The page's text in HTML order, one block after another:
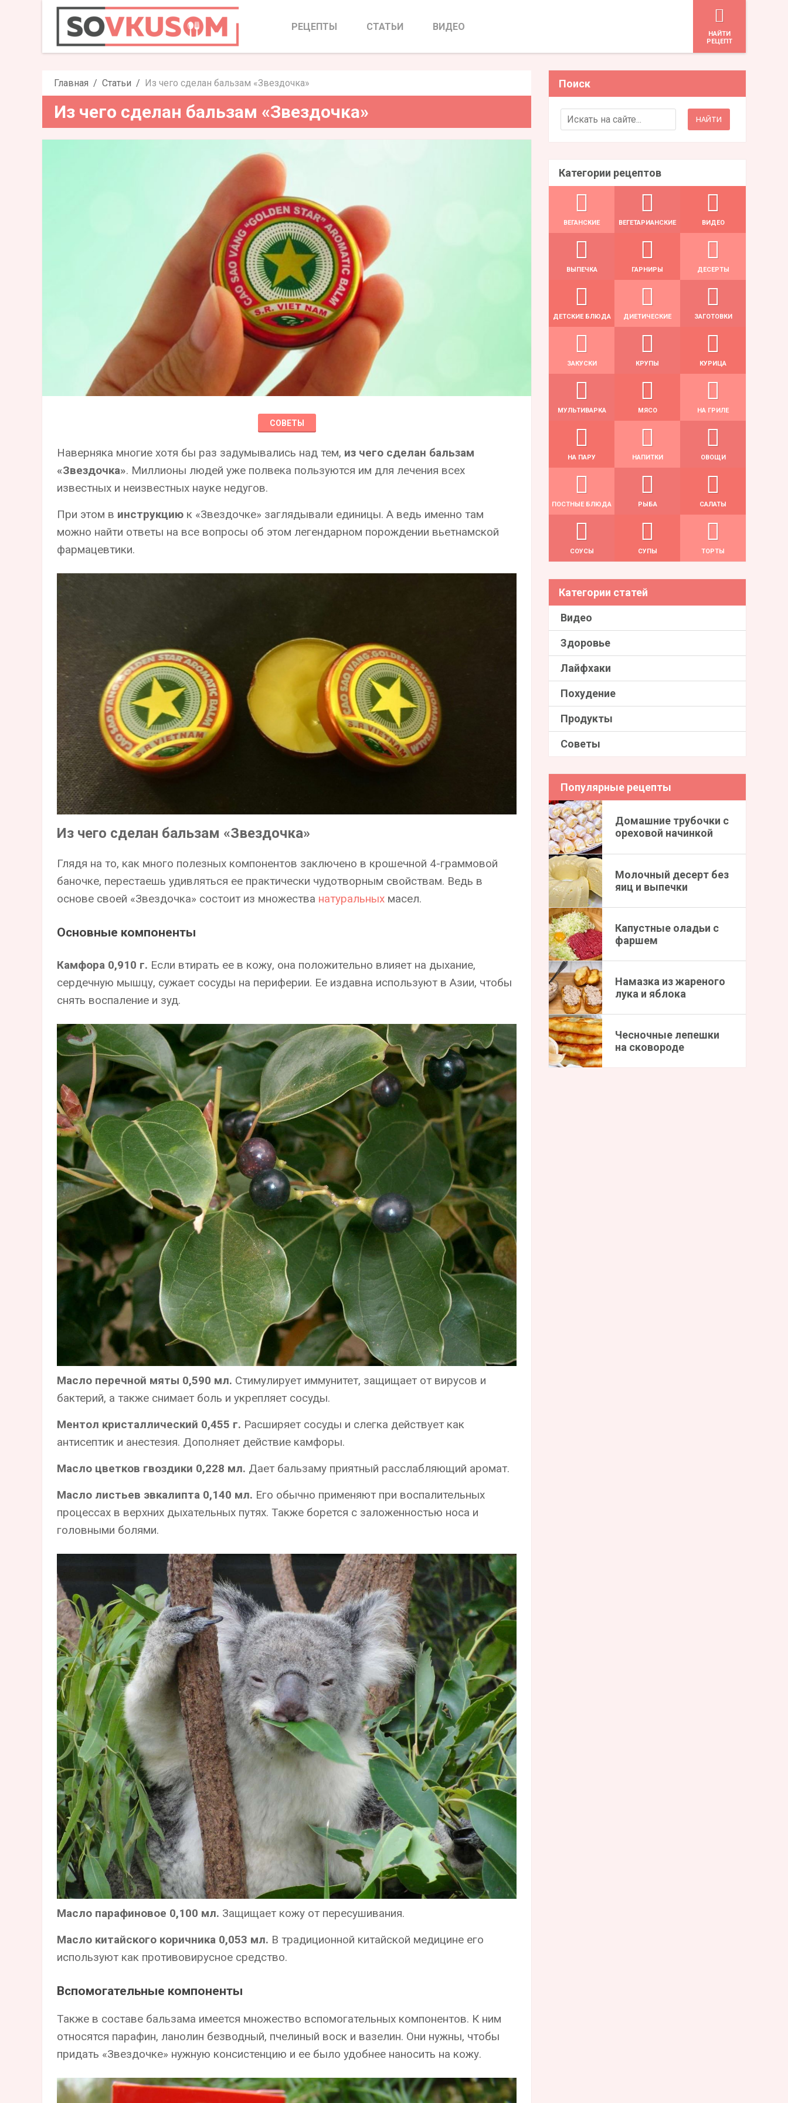
Из чего сделан бальзам «Звездочка»
РЕЦЕПТЫ СТАТЬИ ВИДЕО
HАЙТИ
РЕЦЕПТ
Главная Статьи Из чего сделан бальзам «Звездочка»
Из чего сделан бальзам «Звездочка»
СОВЕТЫ
Наверняка многие хотя бы раз задумывались над тем, из чего сделан бальзам
«Звездочка». Миллионы людей уже полвека пользуются им для лечения всех
известных и неизвестных науке недугов.
При этом в инструкцию к «Звездочке» заглядывали единицы. А ведь именно там
можно найти ответы на все вопросы об этом легендарном порождении вьетнамской
фармацевтики.
Из чего сделан бальзам «Звездочка»
Глядя на то, как много полезных компонентов заключено в крошечной 4-граммовой
баночке, перестаешь удивляться ее практически чудотворным свойствам. Ведь в
основе своей «Звездочка» состоит из множества натуральных масел.
Основные компоненты
Камфора 0,910 г. Если втирать ее в кожу, она положительно влияет на дыхание,
сердечную мышцу, сужает сосуды на периферии. Ее издавна используют в Азии, чтобы
снять воспаление и зуд.
Масло перечной мяты 0,590 мл. Стимулирует иммунитет, защищает от вирусов и
бактерий, а также снимает боль и укрепляет сосуды.
Ментол кристаллический 0,455 г. Расширяет сосуды и слегка действует как
антисептик и анестезия. Дополняет действие камфоры.
Масло цветков гвоздики 0,228 мл. Дает бальзаму приятный расслабляющий аромат.
Масло листьев эвкалипта 0,140 мл. Его обычно применяют при воспалительных
процессах в верхних дыхательных путях. Также борется с заложенностью носа и
головными болями.
Масло парафиновое 0,100 мл. Защищает кожу от пересушивания.
Масло китайского коричника 0,053 мл. В традиционной китайской медицине его
используют как противовирусное средство.
Вспомогательные компоненты
Также в составе бальзама имеется множество вспомогательных компонентов. К ним
относятся парафин, ланолин безводный, пчелиный воск и вазелин. Они нужны, чтобы
придать «Звездочке» нужную консистенцию и ее было удобнее наносить на кожу.
Поиск
Search for:
Категории рецептов
ВЕГАНСКИЕ ВЕГЕТАРИАНСКИЕ ВИДЕО
ВЫПЕЧКА ГАРНИРЫ ДЕСЕРТЫ
ДЕТСКИЕ БЛЮДА ДИЕТИЧЕСКИЕ ЗАГОТОВКИ
ЗАКУСКИ КРУПЫ КУРИЦА
МУЛЬТИВАРКА МЯСО НА ГРИЛЕ
НА ПАРУ НАПИТКИ ОВОЩИ
ПОСТНЫЕ БЛЮДА РЫБА САЛАТЫ
СОУСЫ СУПЫ ТОРТЫ
Категории статей
Видео
Здоровье
Лайфхаки
Похудение
Продукты
Советы
Популярные рецепты
Домашние трубочки с
ореховой начинкой
Молочный десерт без
яиц и выпечки
Капустные оладьи с
фаршем
Намазка из жареного
лука и яблока
Чесночные лепешки
на сковороде